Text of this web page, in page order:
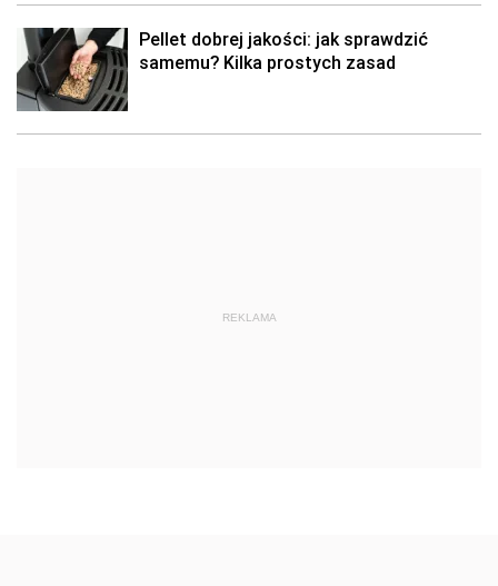
Pellet dobrej jakości: jak sprawdzić
samemu? Kilka prostych zasad
REKLAMA